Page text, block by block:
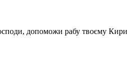
допоможи рабу твоєму